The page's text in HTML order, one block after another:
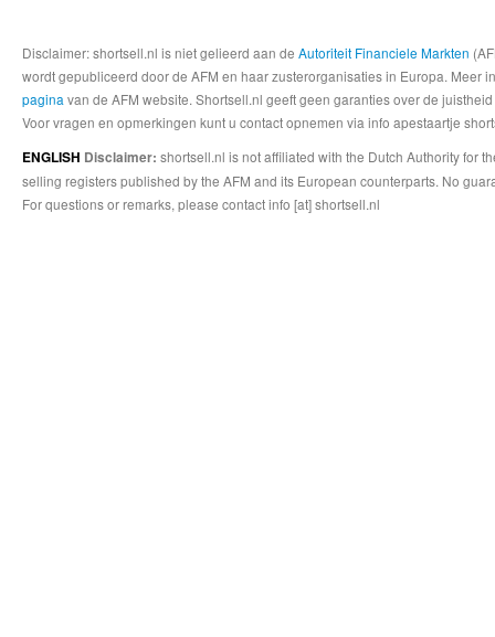
Disclaimer: shortsell.nl is niet gelieerd aan de Autoriteit Financiele Markten
wordt gepubliceerd door de AFM en haar zusterorganisaties in Europa.
pagina van de AFM website. Shortsell.nl geeft geen garanties over de
Voor vragen en opmerkingen kunt u contact opnemen via info apestaartje
ENGLISH Disclaimer: shortsell.nl is not affiliated with the Dutch Authority for
selling registers published by the AFM and its European counterparts. No
For questions or remarks, please contact info [at] shortsell.nl